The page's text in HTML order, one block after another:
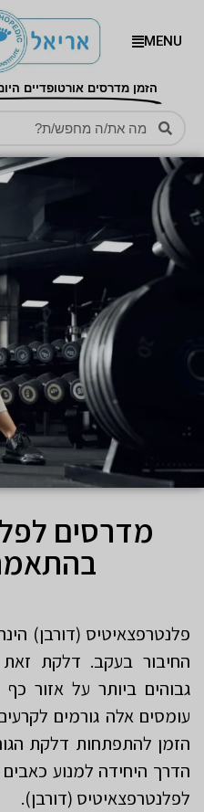
MENU
הזמן מדרסים אורטופדיים
מדרסים
פלנטרפצאיטיס (דורבן)
החיבור בעקב. דלקת
גבוהים ביותר על אזור
עומסים אלה גורמים
הזמן להתפתחות דלקת
הדרך היחידה למנוע
לפלנטרפצאיטיס (דורבן).